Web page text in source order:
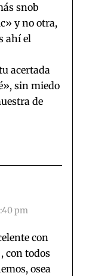
snob
y no otra,
ahí el
acertada
sin miedo
de
pm
con
con todos
osea